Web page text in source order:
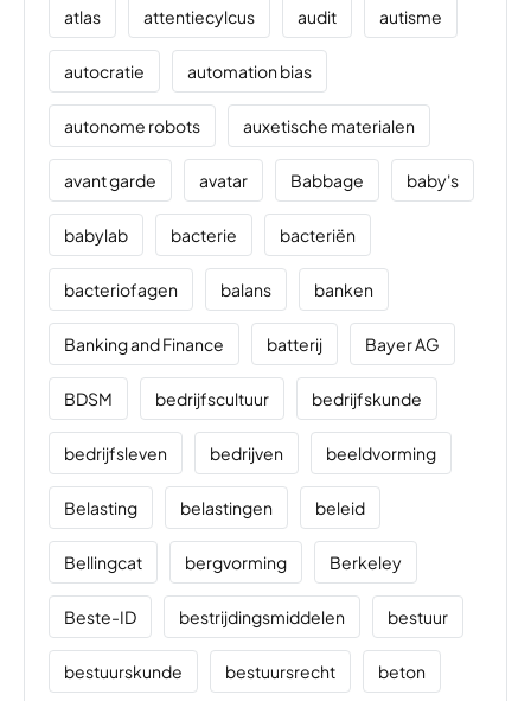
atlas attentiecylcus audit autisme
autocratie automation bias
autonome robots auxetische materialen
avant garde avatar Babbage baby's
babylab bacterie bacteriën
bacteriofagen balans banken
Banking and Finance batterij Bayer AG
BDSM bedrijfscultuur bedrijfskunde
bedrijfsleven bedrijven beeldvorming
Belasting belastingen beleid
Bellingcat bergvorming Berkeley
Beste-ID bestrijdingsmiddelen bestuur
bestuurskunde bestuursrecht beton